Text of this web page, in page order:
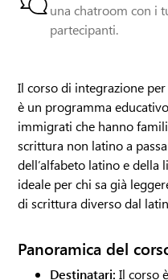
una chatroom con i
partecipanti.
Il corso di integrazione
è un programma
immigrati che hanno
scrittura non latino a
dell’alfabeto latino e della
ideale per chi sa già
di scrittura diverso dal
Panoramica del
Destinatari: Il corso